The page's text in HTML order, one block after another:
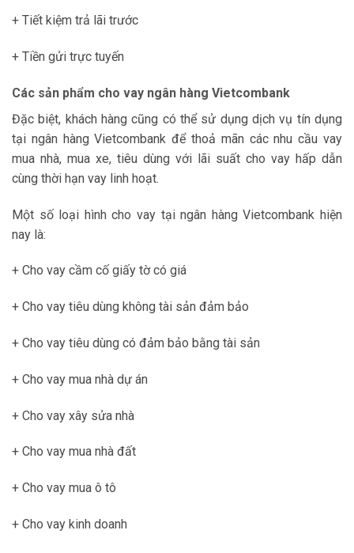
+ Tiết kiệm trả lãi trước
+ Tiền gửi trực tuyến
Các sản phẩm cho vay ngân hàng Vietcombank
Đặc biệt, khách hàng cũng có thể sử dụng dịch vụ tín dụng
tại ngân hàng Vietcombank để thoả mãn các nhu cầu vay
mua nhà, mua xe, tiêu dùng với lãi suất cho vay hấp dẫn
cùng thời hạn vay linh hoạt.
Một số loại hình cho vay tại ngân hàng Vietcombank hiện
nay là:
+ Cho vay cầm cố giấy tờ có giá
+ Cho vay tiêu dùng không tài sản đảm bảo
+ Cho vay tiêu dùng có đảm bảo bằng tài sản
+ Cho vay mua nhà dự án
+ Cho vay xây sửa nhà
+ Cho vay mua nhà đất
+ Cho vay mua ô tô
+ Cho vay kinh doanh